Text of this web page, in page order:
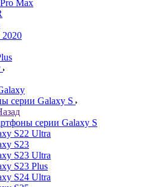
Max
2020
серии Galaxy S
серии Galaxy S
S22 Ultra
S23
S23 Ultra
S23 Plus
S24 Ultra